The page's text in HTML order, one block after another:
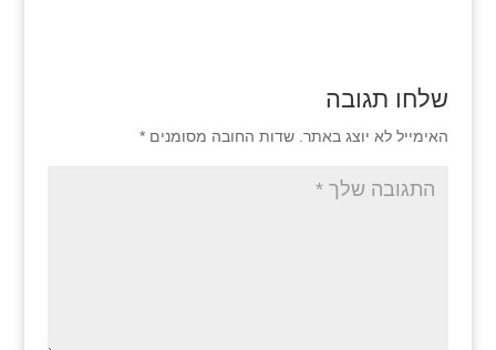
שלחו תגובה
האימייל לא יוצג באתר. שדות החובה מסומנים *